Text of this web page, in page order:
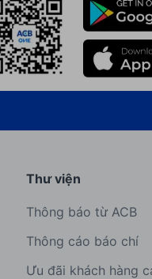
Thư viện
Thông báo từ ACB
Thông cáo báo chí
Ưu đãi khách hàng